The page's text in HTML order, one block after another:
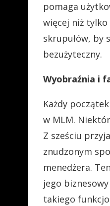
pomaga
więcej niż tylko
skrupułów, by
bezużyteczny.
Wyobraźnia i
Każdy
w MLM.
Z sześciu
znudzonym
menedżera.
jego
takiego